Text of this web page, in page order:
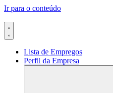
Ir para o conteúdo
Lista de Empregos
Perfil da Empresa